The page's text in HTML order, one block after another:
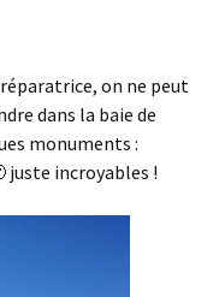
on ne peut
dans la baie de
monuments :
juste incroyables !